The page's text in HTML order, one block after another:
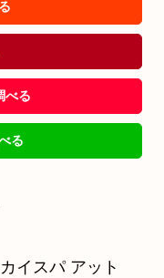
べる
る
イスパ アット